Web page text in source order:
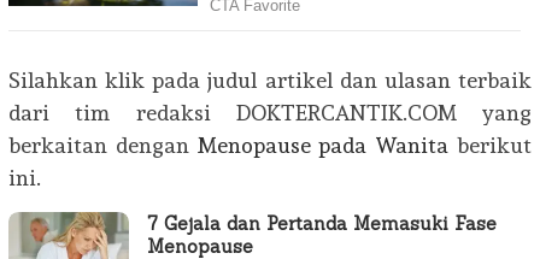
Silahkan klik pada judul artikel dan ulasan terbaik
dari tim redaksi DOKTERCANTIK.COM yang
berkaitan dengan Menopause pada Wanita berikut
ini.
7 Gejala dan Pertanda Memasuki Fase
Menopause